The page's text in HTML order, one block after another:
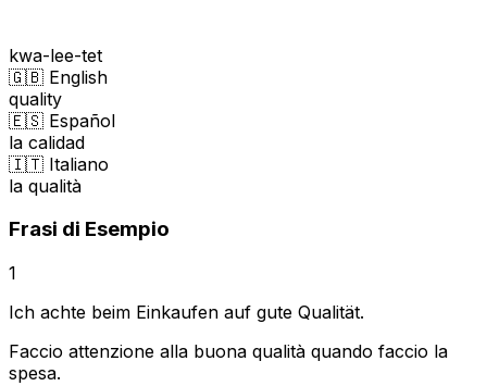
kwa-lee-tet
🇬🇧 English
quality
🇪🇸 Español
la calidad
🇮🇹 Italiano
la qualità
Frasi di Esempio
1
Ich achte beim Einkaufen auf gute Qualität.
Faccio attenzione alla buona qualità quando faccio la
spesa.